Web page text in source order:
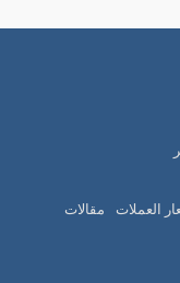
العملات مقالات